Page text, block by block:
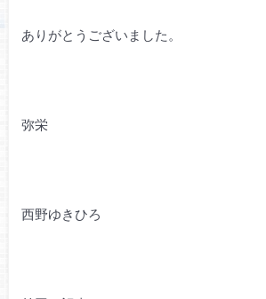
ありがとうございました。
弥栄
西野ゆきひろ